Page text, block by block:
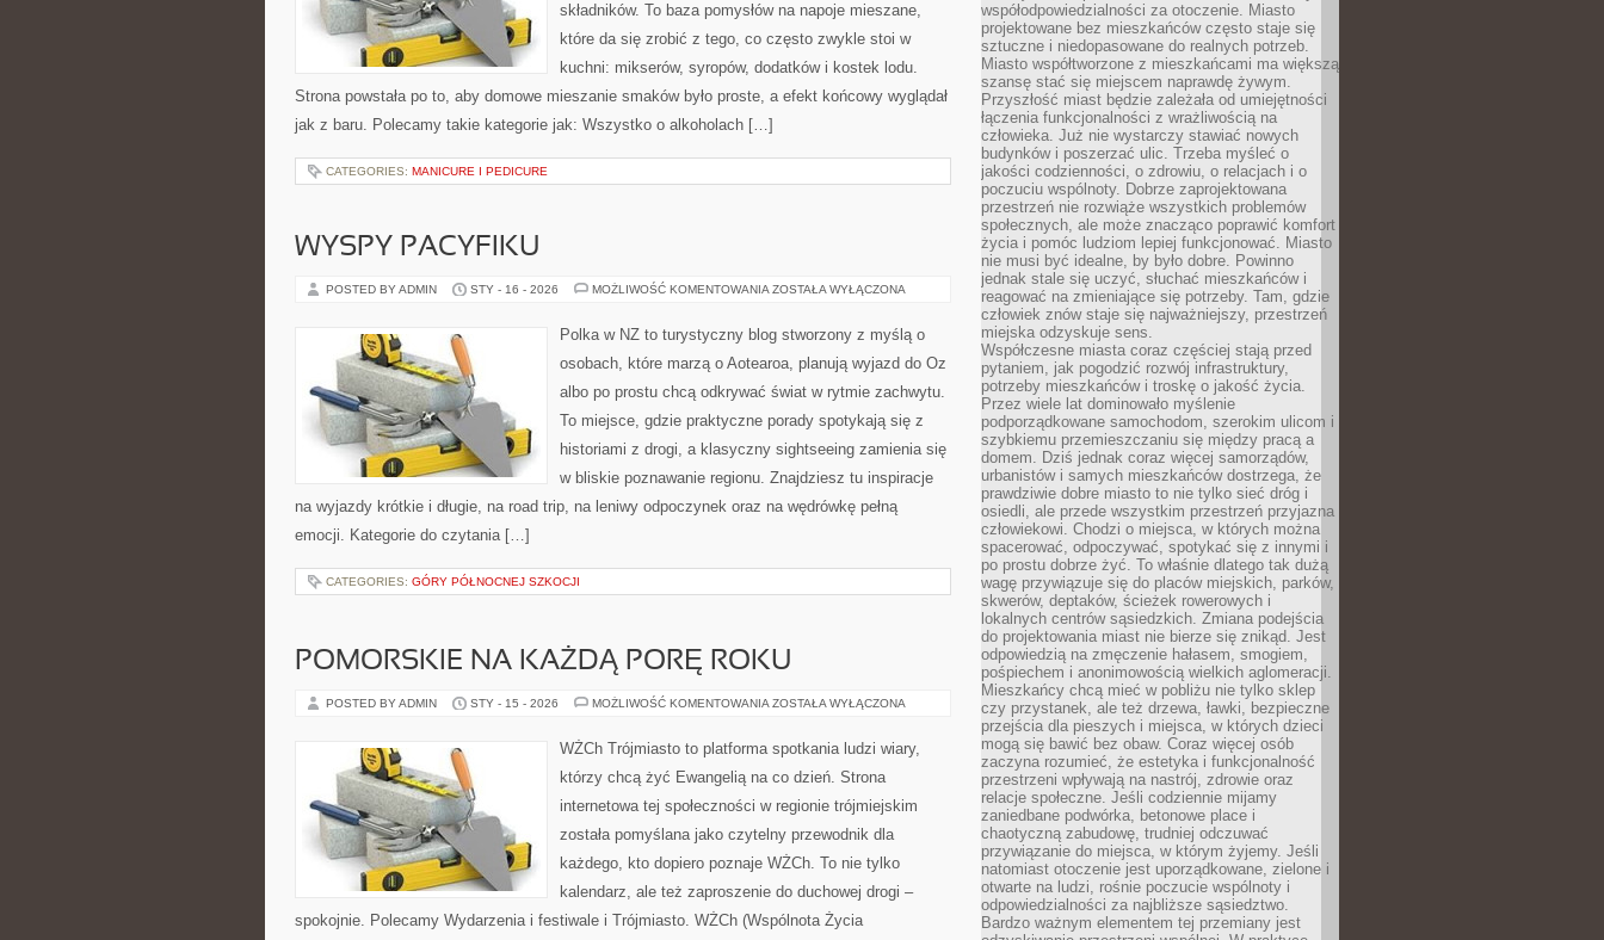
składników. To baza pomysłów na napoje mieszane,
które da się zrobić z tego, co często zwykle stoi w
kuchni: mikserów, syropów, dodatków i kostek lodu.
Strona powstała po to, aby domowe mieszanie smaków było proste, a efekt końcowy wyglądał
jak z baru. Polecamy takie kategorie jak: Wszystko o alkoholach […]
CATEGORIES: MANICURE I PEDICURE
WYSPY PACYFIKU
POSTED BY ADMIN STY - 16 - 2026 MOŻLIWOŚĆ KOMENTOWANIA WYSPY
ZOSTAŁA WYŁĄCZONA
Polka w NZ to turystyczny blog stworzony z myślą o
osobach, które marzą o Aotearoa, planują wyjazd do Oz
albo po prostu chcą odkrywać świat w rytmie zachwytu.
To miejsce, gdzie praktyczne porady spotykają się z
historiami z drogi, a klasyczny sightseeing zamienia się
w bliskie poznawanie regionu. Znajdziesz tu inspiracje
na wyjazdy krótkie i długie, na road trip, na leniwy odpoczynek oraz na wędrówkę pełną
emocji. Kategorie do czytania […]
CATEGORIES: GÓRY PÓŁNOCNEJ SZKOCJI
POMORSKIE NA KAŻDĄ PORĘ ROKU
POSTED BY ADMIN STY - 15 - 2026 MOŻLIWOŚĆ KOMENTOWANIA POMORSKIE
PORĘ
ROKU
ZOSTAŁA WYŁĄCZONA
WŻCh Trójmiasto to platforma spotkania ludzi wiary,
którzy chcą żyć Ewangelią na co dzień. Strona
internetowa tej społeczności w regionie trójmiejskim
została pomyślana jako czytelny przewodnik dla
każdego, kto dopiero poznaje WŻCh. To nie tylko
kalendarz, ale też zaproszenie do duchowej drogi –
spokojnie. Polecamy Wydarzenia i festiwale i Trójmiasto. WŻCh (Wspólnota Życia
współodpowiedzialności za otoczenie. Miasto
projektowane bez mieszkańców często staje się
sztuczne i niedopasowane do realnych potrzeb.
Miasto współtworzone z mieszkańcami ma większą
szansę stać się miejscem naprawdę żywym.
Przyszłość miast będzie zależała od umiejętności
łączenia funkcjonalności z wrażliwością na
człowieka. Już nie wystarczy stawiać nowych
budynków i poszerzać ulic. Trzeba myśleć o
jakości codzienności, o zdrowiu, o relacjach i o
poczuciu wspólnoty. Dobrze zaprojektowana
przestrzeń nie rozwiąże wszystkich problemów
społecznych, ale może znacząco poprawić komfort
życia i pomóc ludziom lepiej funkcjonować. Miasto
nie musi być idealne, by było dobre. Powinno
jednak stale się uczyć, słuchać mieszkańców i
reagować na zmieniające się potrzeby. Tam, gdzie
człowiek znów staje się najważniejszy, przestrzeń
miejska odzyskuje sens.
Współczesne miasta coraz częściej stają przed
pytaniem, jak pogodzić rozwój infrastruktury,
potrzeby mieszkańców i troskę o jakość życia.
Przez wiele lat dominowało myślenie
podporządkowane samochodom, szerokim ulicom i
szybkiemu przemieszczaniu się między pracą a
domem. Dziś jednak coraz więcej samorządów,
urbanistów i samych mieszkańców dostrzega, że
prawdziwie dobre miasto to nie tylko sieć dróg i
osiedli, ale przede wszystkim przestrzeń przyjazna
człowiekowi. Chodzi o miejsca, w których można
spacerować, odpoczywać, spotykać się z innymi i
po prostu dobrze żyć. To właśnie dlatego tak dużą
wagę przywiązuje się do placów miejskich, parków,
skwerów, deptaków, ścieżek rowerowych i
lokalnych centrów sąsiedzkich. Zmiana podejścia
do projektowania miast nie bierze się znikąd. Jest
odpowiedzią na zmęczenie hałasem, smogiem,
pośpiechem i anonimowością wielkich aglomeracji.
Mieszkańcy chcą mieć w pobliżu nie tylko sklep
czy przystanek, ale też drzewa, ławki, bezpieczne
przejścia dla pieszych i miejsca, w których dzieci
mogą się bawić bez obaw. Coraz więcej osób
zaczyna rozumieć, że estetyka i funkcjonalność
przestrzeni wpływają na nastrój, zdrowie oraz
relacje społeczne. Jeśli codziennie mijamy
zaniedbane podwórka, betonowe place i
chaotyczną zabudowę, trudniej odczuwać
przywiązanie do miejsca, w którym żyjemy. Jeśli
natomiast otoczenie jest uporządkowane, zielone i
otwarte na ludzi, rośnie poczucie wspólnoty i
odpowiedzialności za najbliższe sąsiedztwo.
Bardzo ważnym elementem tej przemiany jest